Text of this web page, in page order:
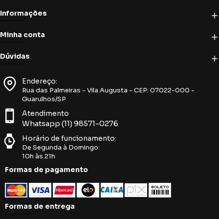
Informações
Minha conta
Dúvidas
Endereço:
Rua das Palmeiras - Vila Augusta - CEP: 07022-000 -
Guarulhos/SP
Atendimento
Whatsapp (11) 98571-0276
Horário de funcionamento:
De Segunda à Domingo:
10h às 21h
Formas de pagamento
Formas de entrega